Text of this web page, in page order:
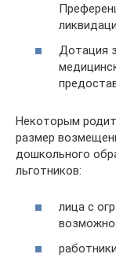
Дотация
Некоторым
размер
дошкольного
льготников:
лица с